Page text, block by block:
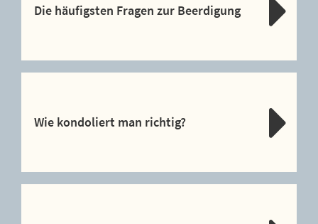
Die häufigsten Fragen zur Beerdigung
Wie kondoliert man richtig?